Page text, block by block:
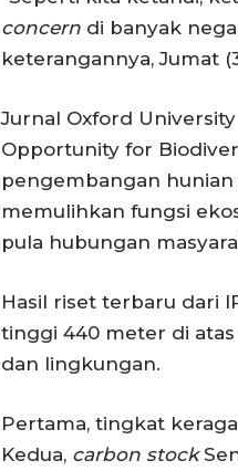
concern di banyak
keterangannya, Jumat
Jurnal Oxford
Opportunity for
pengembangan
memulihkan fungsi
pula hubungan
Hasil riset terbaru dari
tinggi 440 meter di
dan lingkungan.
Pertama, tingkat
Kedua, carbon stock